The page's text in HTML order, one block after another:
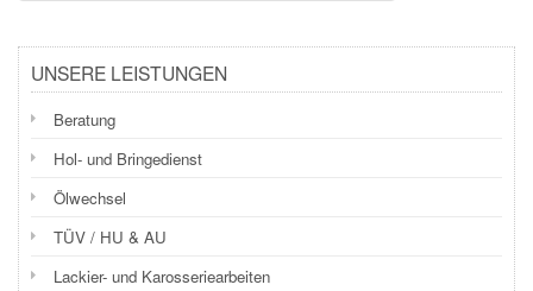
UNSERE LEISTUNGEN
Beratung
Hol- und Bringedienst
Ölwechsel
TÜV / HU & AU
Lackier- und Karosseriearbeiten